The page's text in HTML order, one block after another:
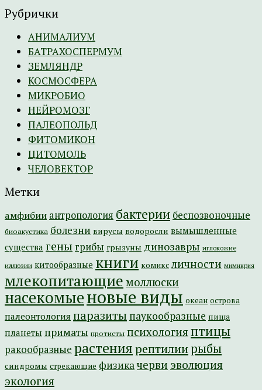
Рубрички
АНИМАЛИУМ
БАТРАХОСПЕРМУМ
ЗЕМЛЯНДР
КОСМОСФЕРА
МИКРОБИО
НЕЙРОМОЗГ
ПАЛЕОПОЛЬД
ФИТОМИКОН
ЦИТОМОЛЬ
ЧЕЛОВЕКТОР
Метки
амфибии антропология бактерии беспозвоночные
биоакустика болезни вирусы водоросли вымышленные
существа гены грибы грызуны динозавры иглокожие
иллюзии китообразные книги комикс личности мимикрия
млекопитающие моллюски
насекомыеновые виды океан острова
палеонтология паразиты паукообразные пища
планеты приматы протисты психология птицы
ракообразные растениярептилиирыбы
синдромы стрекающие физикачерви эволюция
экология